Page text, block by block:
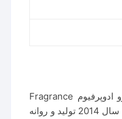
عطر مردانه فراگرنس ورد اونیرو ادوپرفیوم Fragrance
World Oniro EDP For men در سال 2014 تولید و روانه